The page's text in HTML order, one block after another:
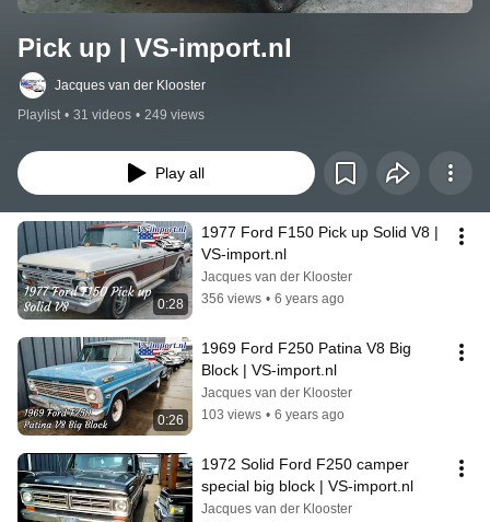
Pick up | VS-import.nl
Jacques van der Klooster
Playlist • 31 videos • 249 views
Play all
0:28
1977 Ford F150 Pick up Solid V8 |
VS-import.nl
Jacques van der Klooster
356 views • 6 years ago
0:26
1969 Ford F250 Patina V8 Big
Block | VS-import.nl
Jacques van der Klooster
103 views • 6 years ago
1972 Solid Ford F250 camper
special big block | VS-import.nl
Jacques van der Klooster